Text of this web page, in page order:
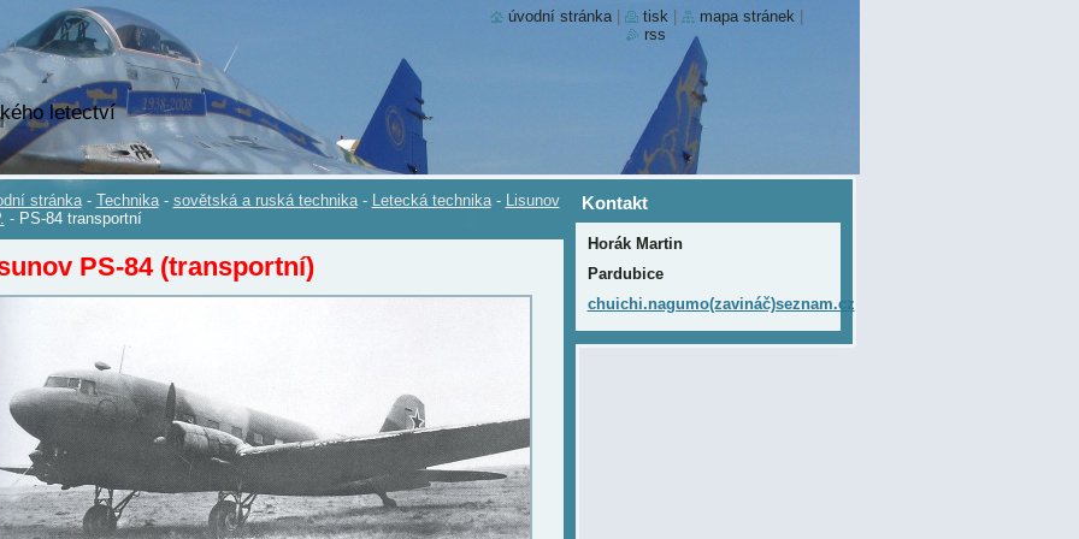
letectví
stránka - Technika - sovětská a ruská technika - Letecká technika - Lisunov
- PS-84 transportní
PS-84 (transportní)
Kontakt
Horák Martin
Pardubice
chuichi.nagumo(zavináč)seznam.cz
úvodní stránka tisk mapa stránek
rss